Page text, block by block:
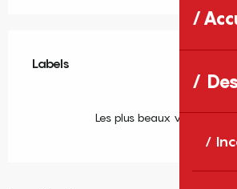
Labels
Labels
Les plus beaux villages de